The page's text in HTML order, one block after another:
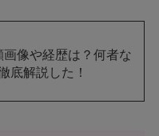
画像や経歴は？何者な
底解説した！